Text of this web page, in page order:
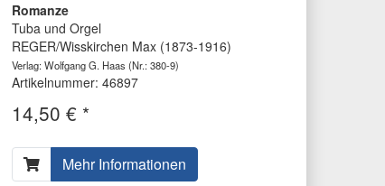
Romanze
Tuba und Orgel
REGER/Wisskirchen Max (1873-1916)
Verlag: Wolfgang G. Haas (Nr.: 380-9)
Artikelnummer: 46897
14,50 € *
Mehr Informationen